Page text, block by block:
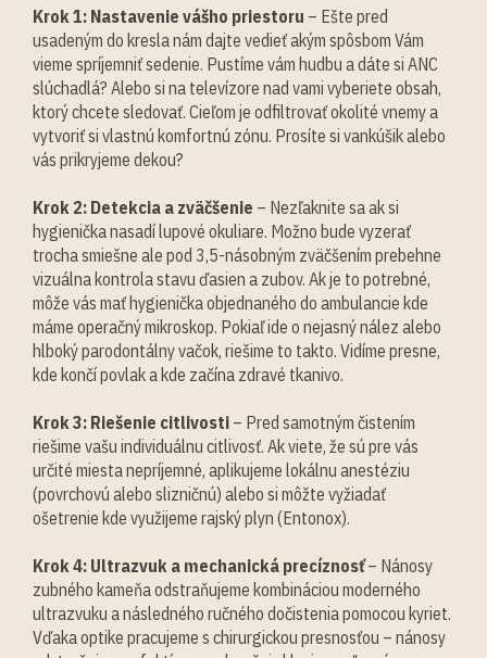
Krok 1: Nastavenie vášho priestoru – Ešte pred
usadeným do kresla nám dajte vedieť akým spôsbom Vám
vieme spríjemniť sedenie. Pustíme vám hudbu a dáte si ANC
slúchadlá? Alebo si na televízore nad vami vyberiete obsah,
ktorý chcete sledovať. Cieľom je odfiltrovať okolité vnemy a
vytvoriť si vlastnú komfortnú zónu. Prosíte si vankúšik alebo
vás prikryjeme dekou?
Krok 2: Detekcia a zväčšenie – Nezľaknite sa ak si
hygienička nasadí lupové okuliare. Možno bude vyzerať
trocha smiešne ale pod 3,5-násobným zväčšením prebehne
vizuálna kontrola stavu ďasien a zubov. Ak je to potrebné,
môže vás mať hygienička objednaného do ambulancie kde
máme operačný mikroskop. Pokiaľ ide o nejasný nález alebo
hlboký parodontálny vačok, riešime to takto. Vidíme presne,
kde končí povlak a kde začína zdravé tkanivo.
Krok 3: Riešenie citlivosti – Pred samotným čistením
riešime vašu individuálnu citlivosť. Ak viete, že sú pre vás
určité miesta nepríjemné, aplikujeme lokálnu anestéziu
(povrchovú alebo slizničnú) alebo si môžte vyžiadať
ošetrenie kde využijeme rajský plyn (Entonox).
Krok 4: Ultrazvuk a mechanická precíznosť– Nánosy
zubného kameňa odstraňujeme kombináciou moderného
ultrazvuku a následného ručného dočistenia pomocou kyriet.
Vďaka optike pracujeme s chirurgickou presnosťou – nánosy